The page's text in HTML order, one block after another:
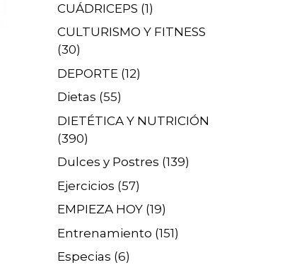
CUÁDRICEPS (1)
CULTURISMO Y FITNESS
(30)
DEPORTE (12)
Dietas (55)
DIETÉTICA Y NUTRICIÓN
(390)
Dulces y Postres (139)
Ejercicios (57)
EMPIEZA HOY (19)
Entrenamiento (151)
Especias (6)